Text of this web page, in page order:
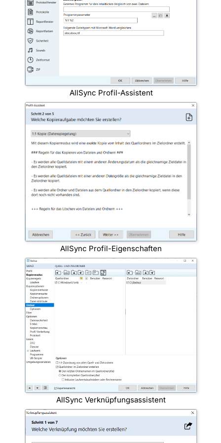
AllSync Profil-Assistent
AllSync Profil-Eigenschaften
AllSync Verknüpfungsassistent